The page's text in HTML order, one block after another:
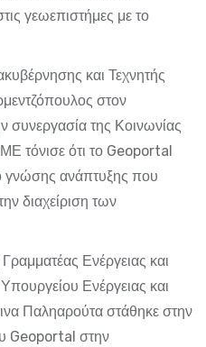
γεωεπιστήμες με το
και Τεχνητής
στον
συνεργασία της Κοινωνίας
τόνισε ότι το Geoportal
γνώσης ανάπτυξης που
διαχείριση των
Ενέργειας και
Ενέργειας και
Παληαρούτα στάθηκε στην
Geoportal στην